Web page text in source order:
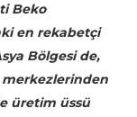
Beko
en rekabetçi
Bölgesi de,
merkezlerinden
üretim üssü